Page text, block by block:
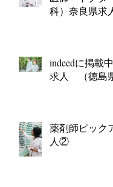
科）奈良県求
indeedに掲載
求人 （徳島
薬剤師ピック
人②